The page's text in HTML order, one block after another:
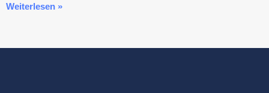
Weiterlesen »